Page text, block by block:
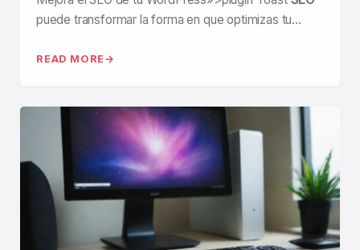
puede transformar la forma en que optimizas tu…
READ MORE